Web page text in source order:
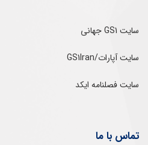
سایت GS1 جهانی
سایت آپارات/GS1Iran
سایت فصلنامه ایکد
تماس با ما